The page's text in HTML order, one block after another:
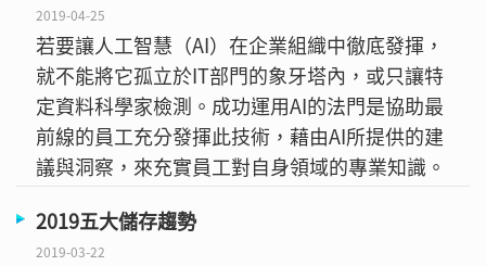
2019-04-25
若要讓人工智慧（AI）在企業組織中徹底發揮，
就不能將它孤立於IT部門的象牙塔內，或只讓特
定資料科學家檢測。成功運用AI的法門是協助最
前線的員工充分發揮此技術，藉由AI所提供的建
議與洞察，來充實員工對自身領域的專業知識。
2019五大儲存趨勢
2019-03-22